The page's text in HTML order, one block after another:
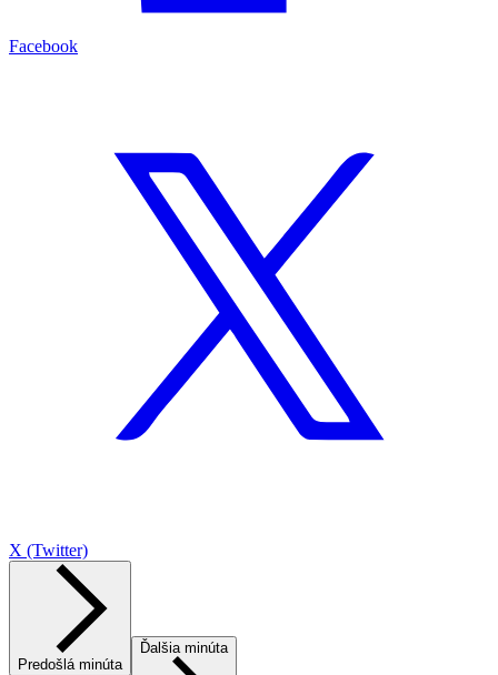
Facebook
X (Twitter)
Predošlá minúta
Ďalšia minúta